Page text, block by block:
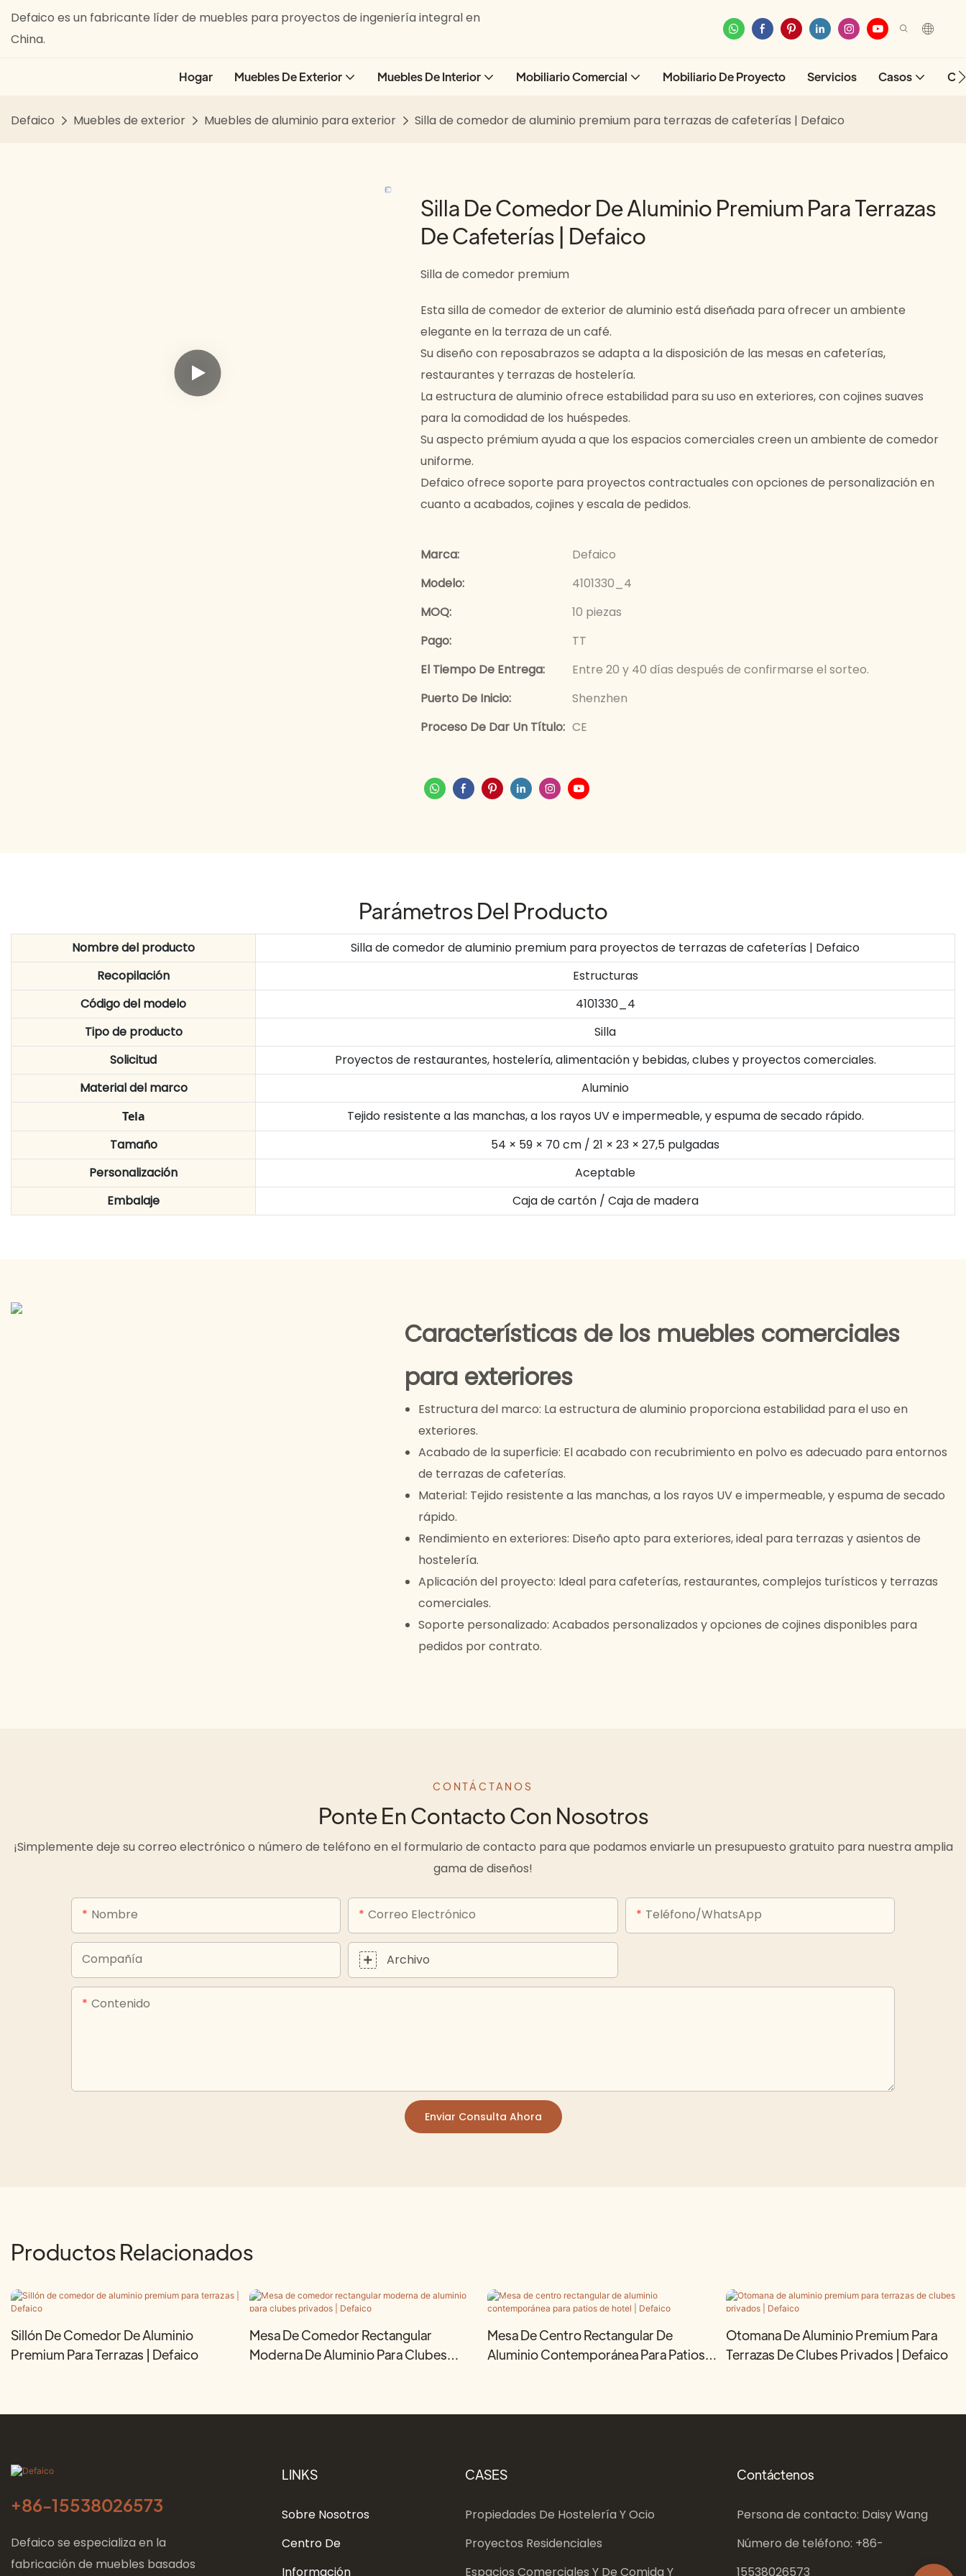
Defaico es un fabricante líder de muebles para proyectos de ingeniería integral en
China.
Hogar Muebles De Exterior Muebles De Interior Mobiliario Comercial Mobiliario De Proyecto Servicios Casos
Defaico Muebles de exterior Muebles de aluminio para exterior Silla de comedor de aluminio premium para terrazas de cafeterías | Defaico
Silla De Comedor De Aluminio Premium Para Terrazas
De Cafeterías | Defaico
Silla de comedor premium
Esta silla de comedor de exterior de aluminio está diseñada para ofrecer un ambiente
elegante en la terraza de un café.
Su diseño con reposabrazos se adapta a la disposición de las mesas en cafeterías,
restaurantes y terrazas de hostelería.
La estructura de aluminio ofrece estabilidad para su uso en exteriores, con cojines suaves
para la comodidad de los huéspedes.
Su aspecto prémium ayuda a que los espacios comerciales creen un ambiente de comedor
uniforme.
Defaico ofrece soporte para proyectos contractuales con opciones de personalización en
cuanto a acabados, cojines y escala de pedidos.
Marca:
Defaico
Modelo:
4101330_4
MOQ:
10 piezas
Pago:
TT
El Tiempo De Entrega:
Entre 20 y 40 días después de confirmarse el sorteo.
Puerto De Inicio:
Shenzhen
Proceso De Dar Un Título: CE
Parámetros Del Producto
Nombre del producto
Silla de comedor de aluminio premium para proyectos de terrazas de cafeterías | Defaico
Recopilación
Estructuras
Código del modelo
4101330_4
Tipo de producto
Silla
Solicitud
Proyectos de restaurantes, hostelería, alimentación y bebidas, clubes y proyectos comerciales.
Material del marco
Aluminio
Tela
Tejido resistente a las manchas, a los rayos UV e impermeable, y espuma de secado rápido.
Tamaño
54 × 59 × 70 cm / 21 × 23 × 27,5 pulgadas
Personalización
Aceptable
Embalaje
Caja de cartón / Caja de madera
Características de los muebles comerciales
para exteriores
Estructura del marco: La estructura de aluminio proporciona estabilidad para el uso en
exteriores.
Acabado de la superficie: El acabado con recubrimiento en polvo es adecuado para entornos
de terrazas de cafeterías.
Material: Tejido resistente a las manchas, a los rayos UV e impermeable, y espuma de secado
rápido.
Rendimiento en exteriores: Diseño apto para exteriores, ideal para terrazas y asientos de
hostelería.
Aplicación del proyecto: Ideal para cafeterías, restaurantes, complejos turísticos y terrazas
comerciales.
Soporte personalizado: Acabados personalizados y opciones de cojines disponibles para
pedidos por contrato.
CONTÁCTANOS
Ponte En Contacto Con Nosotros
¡Simplemente deje su correo electrónico o número de teléfono en el formulario de contacto para que podamos enviarle un presupuesto gratuito para nuestra amplia
gama de diseños!
Nombre Correo Electrónico Teléfono/WhatsApp
Compañía Archivo
Contenido
Enviar Consulta Ahora
Productos Relacionados
Sillón De Comedor De Aluminio
Premium Para Terrazas | Defaico
Mesa De Comedor Rectangular
Moderna De Aluminio Para Clubes
Mesa De Centro Rectangular De
Aluminio Contemporánea Para Patios
Otomana De Aluminio Premium Para
Terrazas De Clubes Privados | Defaico
+86-15538026573
Defaico se especializa en la
fabricación de muebles basados ​​
LINKS
Sobre Nosotros
Centro De
Información
CASES
Propiedades De Hostelería Y Ocio
Proyectos Residenciales
Espacios Comerciales Y De Comida Y
Contáctenos
Persona de contacto: Daisy Wang
Número de teléfono: +86-
15538026573